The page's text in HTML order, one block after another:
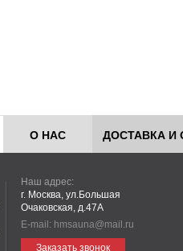
О НАС ДОСТАВКА И
Наш адрес:
г. Москва, ул.Большая
Очаковская, д.47А
E-mail: hmsauna@mail.ru
Заказать звонок